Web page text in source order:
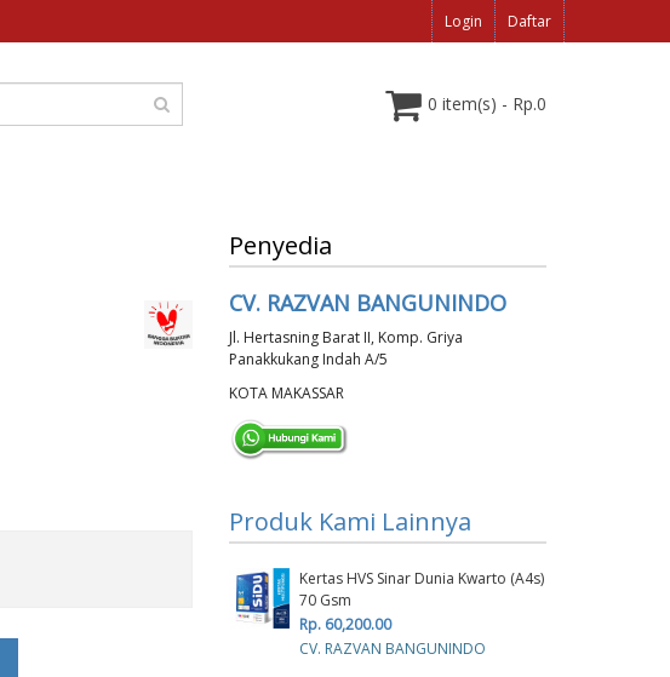
Login Daftar
0 item(s) - Rp.0
Penyedia
CV. RAZVAN BANGUNINDO
Jl. Hertasning Barat II, Komp. Griya
Panakkukang Indah A/5
KOTA MAKASSAR
Produk Kami Lainnya
Kertas HVS Sinar Dunia Kwarto (A4s)
70 Gsm
Rp. 60,200.00
CV. RAZVAN BANGUNINDO